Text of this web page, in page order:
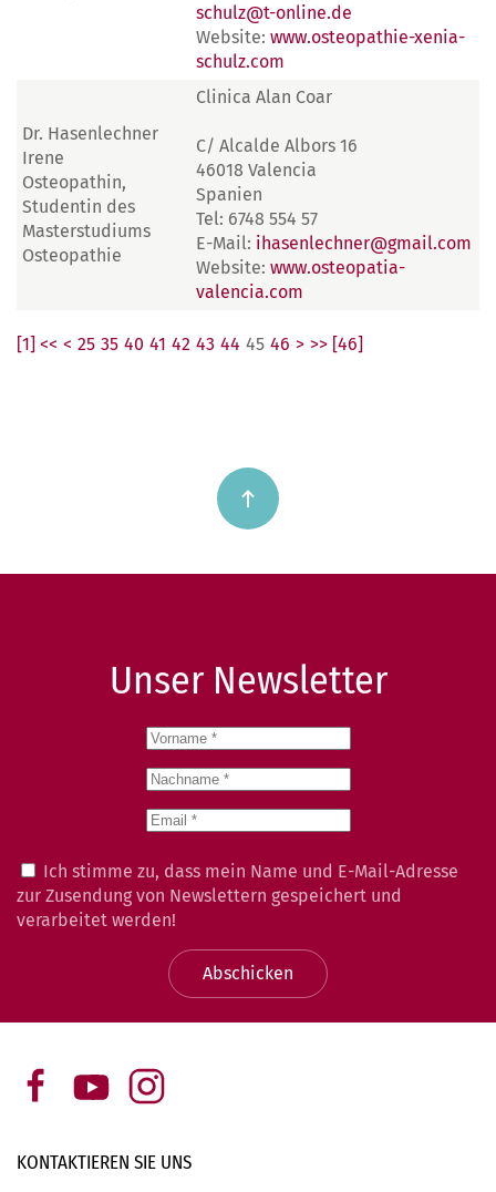
schulz@t-online.de
Website: www.osteopathie-xenia-
schulz.com
Dr. Hasenlechner
Irene
Osteopathin,
Studentin des
Masterstudiums
Osteopathie
Clinica Alan Coar
C/ Alcalde Albors 16
46018 Valencia
Spanien
Tel: 6748 554 57
E-Mail: ihasenlechner@gmail.com
Website: www.osteopatia-
valencia.com
[1] << < 25 35 40 41 42 43 44 45 46 > >> [46]
Unser Newsletter
Ich stimme zu, dass mein Name und E-Mail-Adresse
zur Zusendung von Newslettern gespeichert und
verarbeitet werden!
Abschicken
KONTAKTIEREN SIE UNS